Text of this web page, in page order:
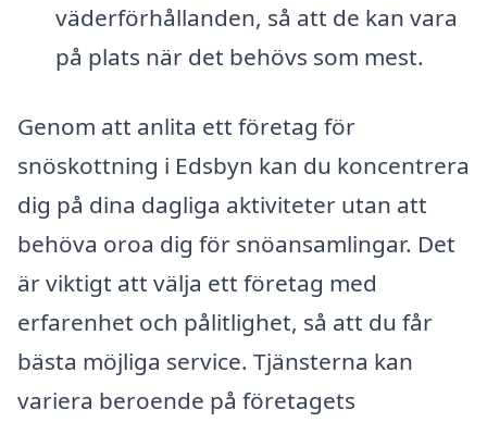
väderförhållanden, så att de kan vara
på plats när det behövs som mest.
Genom att anlita ett företag för
snöskottning i Edsbyn kan du koncentrera
dig på dina dagliga aktiviteter utan att
behöva oroa dig för snöansamlingar. Det
är viktigt att välja ett företag med
erfarenhet och pålitlighet, så att du får
bästa möjliga service. Tjänsterna kan
variera beroende på företagets